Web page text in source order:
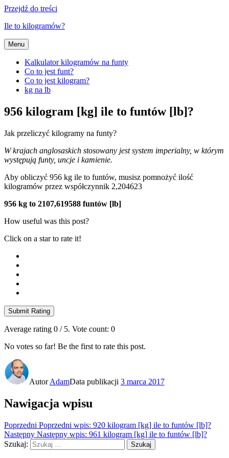
Przejdź do treści
Ile to kilogramów?
Menu
Kalkulator kilogramów na funty
Co to jest funt?
Co to jest kilogram?
kg na lb
956 kilogram [kg] ile to funtów [lb]?
Jak przeliczyć kilogramy na funty?
W krajach anglosaskich stosowany jest system imperialny, w którym
występują funty, uncje i kamienie.
Aby obliczyć 956 kg ile to funtów, musisz pomnożyć ilość
kilogramów przez współczynnik 2,204623
956 kg to 2107,619588 funtów [lb]
How useful was this post?
Click on a star to rate it!
Submit Rating
Average rating 0 / 5. Vote count: 0
No votes so far! Be the first to rate this post.
AutorAdamData publikacji 3 marca 2017
Nawigacja wpisu
Poprzedni Poprzedni wpis: 920 kilogram [kg] ile to funtów [lb]?
Następny Następny wpis: 961 kilogram [kg] ile to funtów [lb]?
Szukaj:
Szukaj